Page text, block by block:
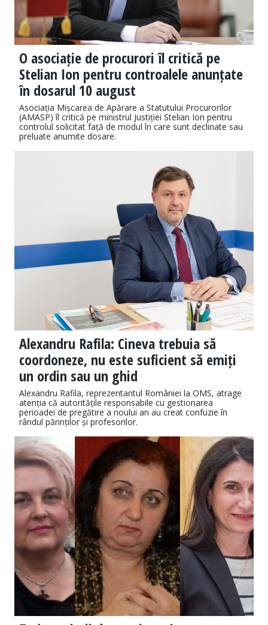
O asociație de procurori îl critică pe
Stelian Ion pentru controalele anunțate
în dosarul 10 august
Asociația Mișcarea de Apărare a Statutului Procurorilor
(AMASP) îl critică pe ministrul Justiției Stelian Ion pentru
controlul solicitat față de modul în care sunt declinate sau
preluate anumite dosare.
Alexandru Rafila: Cineva trebuia să
coordoneze, nu este suficient să emiți
un ordin sau un ghid
Alexandru Rafila, reprezentantul României la OMS, atrage
atenția că autoritățile responsabile cu gestionarea
perioadei de pregătire a noului an au creat confuzie în
rândul părinților și profesorilor.